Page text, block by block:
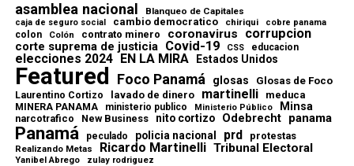
asamblea nacional Blanqueo de Capitales
caja de seguro social cambio democratico chiriqui cobre panama
colon Colón contrato minero coronavirus corrupcion
corte suprema de justicia Covid-19 CSS educacion
elecciones 2024 EN LA MIRA Estados Unidos
Featured Foco Panamá glosas Glosas de Foco
Laurentino Cortizo lavado de dinero martinelli meduca
MINERA PANAMA ministerio publico Ministerio Público Minsa
narcotrafico New Business nito cortizo Odebrecht panama
Panamá peculado policia nacional prd protestas
Realizando Metas Ricardo Martinelli Tribunal Electoral
Yanibel Abrego zulay rodriguez